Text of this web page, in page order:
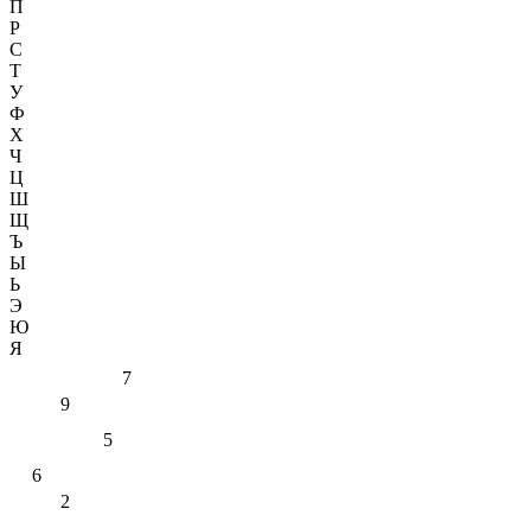
П
Р
С
Т
У
Ф
Х
Ч
Ц
Ш
Щ
Ъ
Ы
Ь
Э
Ю
Я
7
9
5
6
2